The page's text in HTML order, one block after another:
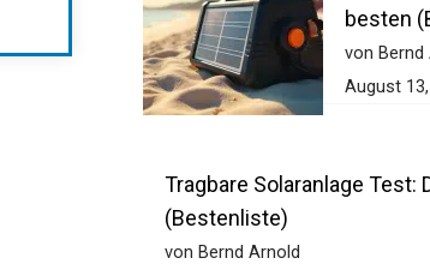
besten
von Bernd
August
Tragbare Solaranlage Test:
(Bestenliste)
von Bernd Arnold